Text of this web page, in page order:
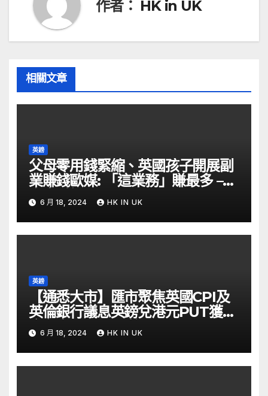
作者： HK in UK
相關文章
英鎊
父母零用錢緊縮、英國孩子開展副
業賺錢歐媒: 「這業務」賺最多 –
自由財經
6 月 18, 2024 HK IN UK
英鎊
【通悉大市】匯市聚焦英國CPI及
英倫銀行議息英鎊兌港元PUT獲資
金留意 – Now 財經
6 月 18, 2024 HK IN UK